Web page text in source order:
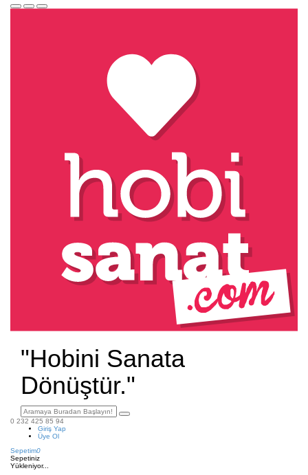
"Hobini Sanata
Dönüştür."
0 232 425 85 94
Giriş Yap
Üye Ol
Sepetim0
Sepetiniz
Yükleniyor...